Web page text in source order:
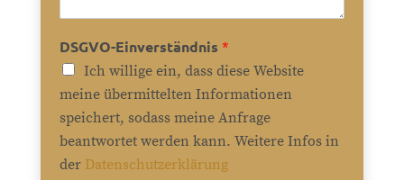
DSGVO-Einverständnis *
Ich willige ein, dass diese Website
meine übermittelten Informationen
speichert, sodass meine Anfrage
beantwortet werden kann. Weitere Infos in
der Datenschutzerklärung